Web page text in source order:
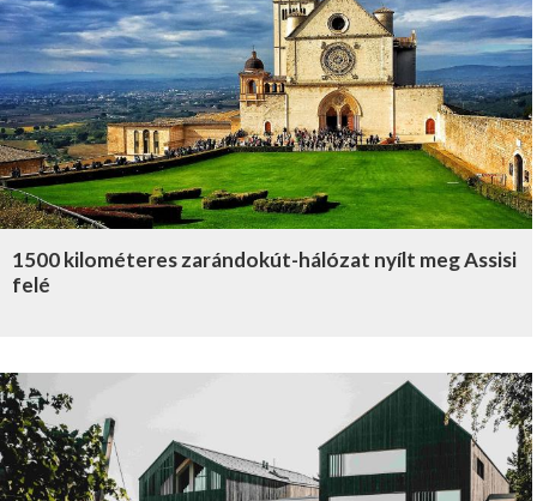
1500 kilométeres zarándokút-hálózat nyílt meg Assisi
felé